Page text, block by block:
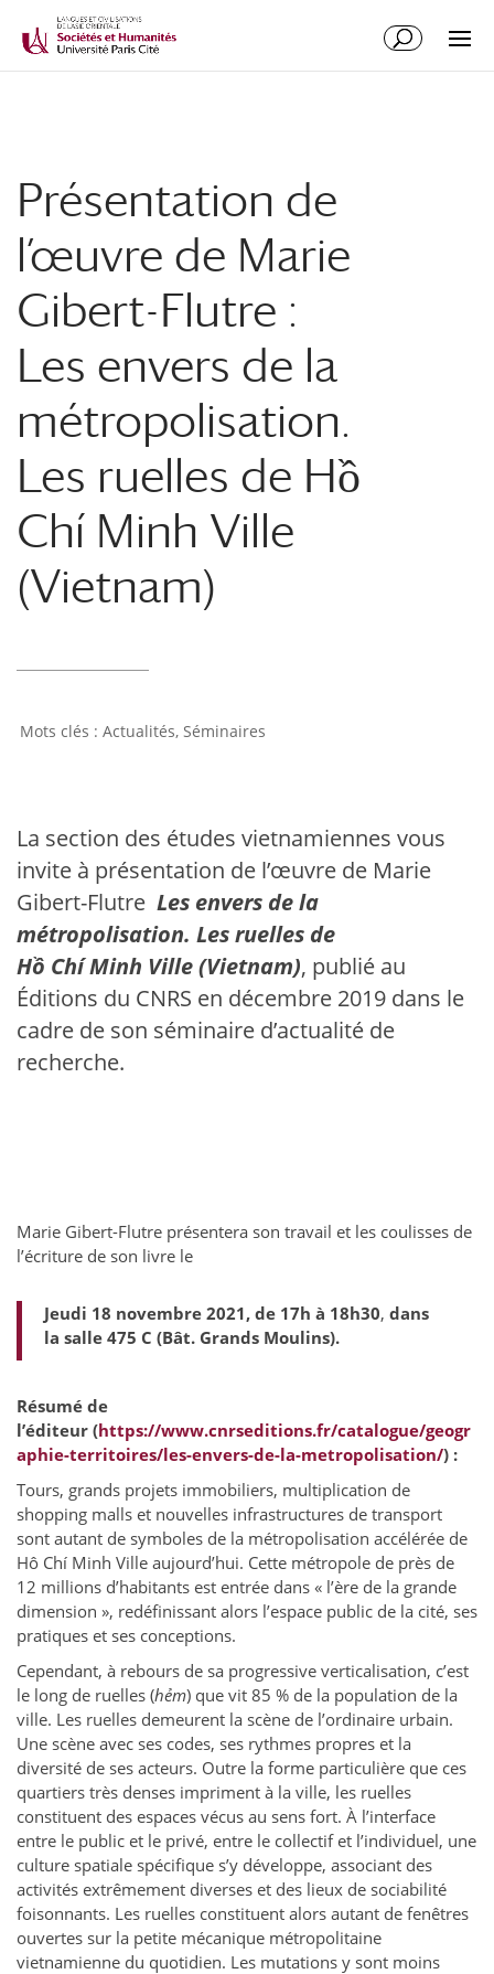
Présentation de
l’œuvre de Marie
Gibert-Flutre :
Les envers de la
métropolisation.
Les ruelles de Hồ
Chí Minh Ville
(Vietnam)
Actualités, Séminaires
La section des études vietnamiennes vous
invite à présentation de l’œuvre de Marie
Gibert-Flutre Les envers de la
métropolisation. Les ruelles de
Hồ Chí Minh Ville (Vietnam), publié au
Éditions du CNRS en décembre 2019 dans le
cadre de son séminaire d’actualité de
recherche.
Marie Gibert-Flutre présentera son travail et les coulisses de
l’écriture de son livre le
Jeudi 18 novembre 2021, de 17h à 18h30, dans
la salle 475 C (Bât. Grands Moulins).
Résumé de
l’éditeur (https://www.cnrseditions.fr/catalogue/geogr
aphie-territoires/les-envers-de-la-metropolisation/) :
Tours, grands projets immobiliers, multiplication de
shopping malls et nouvelles infrastructures de transport
sont autant de symboles de la métropolisation accélérée de
Hô Chí Minh Ville aujourd’hui. Cette métropole de près de
12 millions d’habitants est entrée dans « l’ère de la grande
dimension », redéfinissant alors l’espace public de la cité, ses
pratiques et ses conceptions.
Cependant, à rebours de sa progressive verticalisation, c’est
le long de ruelles (hẻm) que vit 85 % de la population de la
ville. Les ruelles demeurent la scène de l’ordinaire urbain.
Une scène avec ses codes, ses rythmes propres et la
diversité de ses acteurs. Outre la forme particulière que ces
quartiers très denses impriment à la ville, les ruelles
constituent des espaces vécus au sens fort. À l’interface
entre le public et le privé, entre le collectif et l’individuel, une
culture spatiale spécifique s’y développe, associant des
activités extrêmement diverses et des lieux de sociabilité
foisonnants. Les ruelles constituent alors autant de fenêtres
ouvertes sur la petite mécanique métropolitaine
vietnamienne du quotidien. Les mutations y sont moins